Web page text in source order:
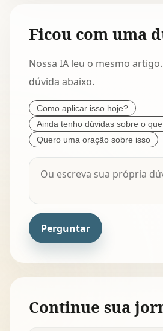
Ficou com uma
Nossa IA leu o mesmo
dúvida abaixo.
Como aplicar isso hoje?
Ainda tenho dúvidas sobre o
Quero uma oração sobre isso
Perguntar
Continue sua